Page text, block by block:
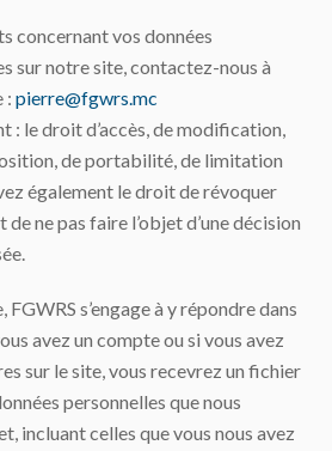
concernant vos données
sur notre site, contactez-nous à
:pierre@fgwrs.mc
: le droit d’accès, de modification,
de portabilité, de limitation
également le droit de révoquer
ne pas faire l’objet d’une décision
s’engage à y répondre dans
avez un compte ou si vous avez
sur le site, vous recevrez un fichier
personnelles que nous
incluant celles que vous nous avez